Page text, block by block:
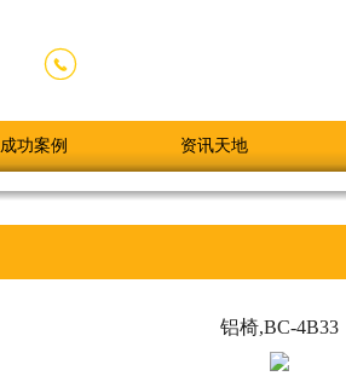
全国服务热线：
成功案例 资讯天地
铝椅,BC-4B33